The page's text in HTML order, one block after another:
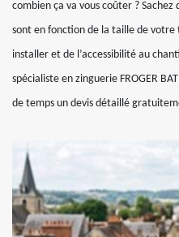
combien ça va vous coûter ?
sont en fonction de la taille de
installer et de l’accessibilité au
spécialiste en zinguerie FROGER
de temps un devis détaillé